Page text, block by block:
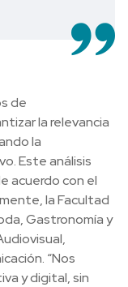
de
la relevancia
la
Este análisis
acuerdo con el
la Facultad
Gastronomía y
“Nos
y digital, sin